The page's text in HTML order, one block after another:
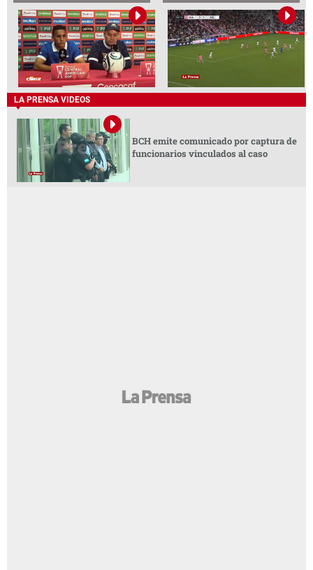
LA PRENSA VIDEOS
BCH emite comunicado por captura de
funcionarios vinculados al caso